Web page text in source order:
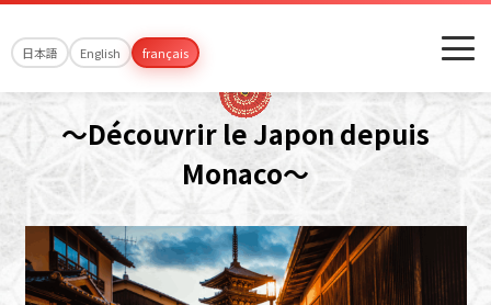
～Découvrir le Japon depuis
Monaco～
日本語 English français